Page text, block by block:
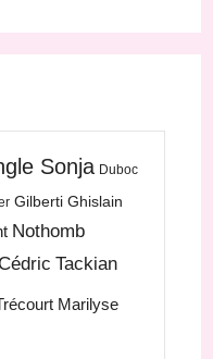
Sonja Duboc
Gilberti Ghislain
Nothomb
Tackian
Marilyse